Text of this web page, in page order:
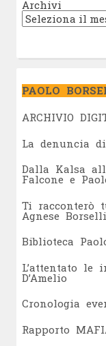
Archivi
PAOLO
ARCHIVIO
La denuncia
Dalla Kalsa
Falcone e
Ti racconterò
Agnese
Biblioteca
L’attentato le
D’Amelio
Cronologia
Rapporto